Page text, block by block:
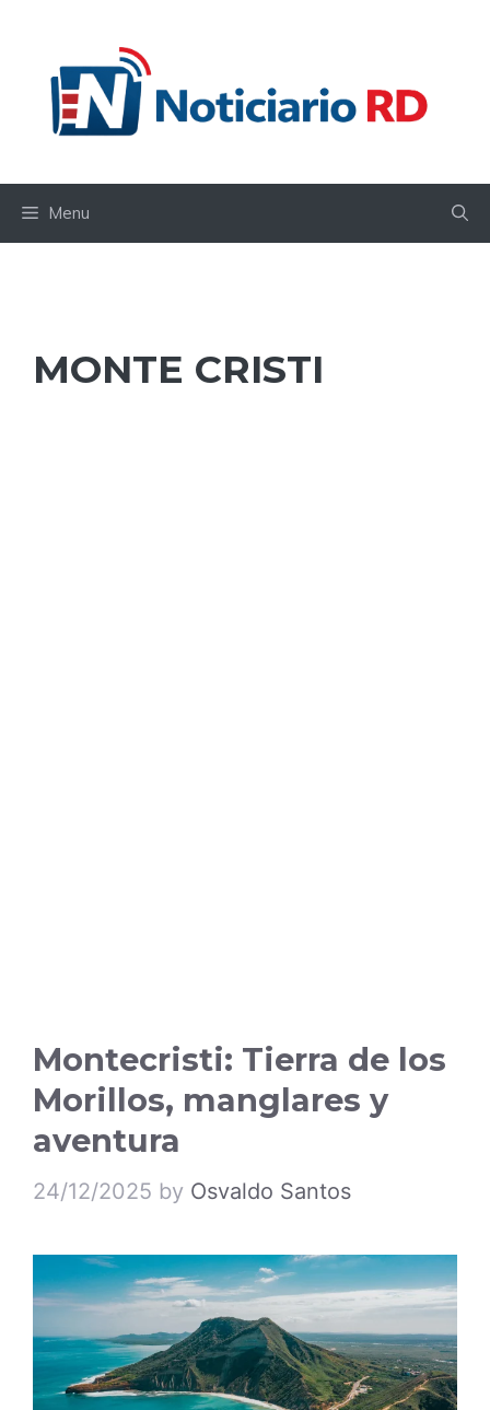
content
Menu
MONTE CRISTI
Montecristi: Tierra de los
Morillos, manglares y
aventura
24/12/2025 by Osvaldo Santos